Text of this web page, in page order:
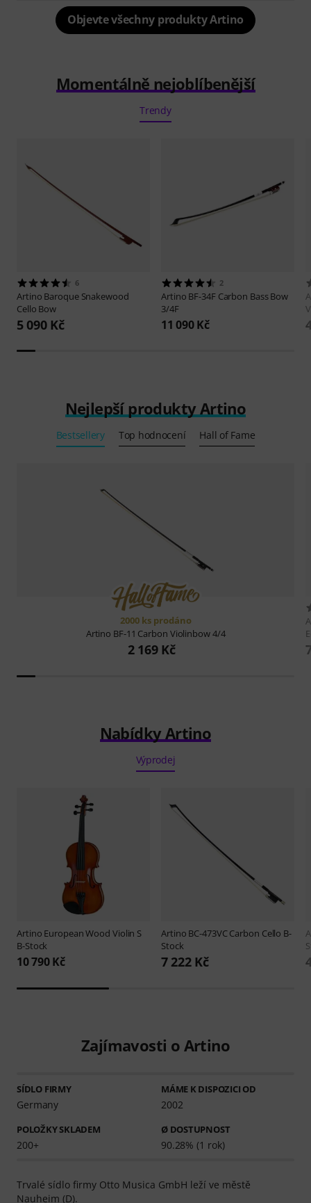
Objevte všechny produkty Artino
Momentálně nejoblíbenější
Trendy
6
Artino Baroque Snakewood
Cello Bow
5 090 Kč
2
Artino BF-34F Carbon Bass Bow
3/4F
11 090 Kč
Nejlepší produkty Artino
Bestsellery Top hodnocení Hall of Fame
2000 ks prodáno
Artino BF-11 Carbon Violinbow 4/4
2 169 Kč
Nabídky Artino
Výprodej
Artino European Wood Violin S
B-Stock
10 790 Kč
Artino BC-473VC Carbon Cello B-
Stock
7 222 Kč
Zajímavosti o Artino
SÍDLO FIRMY
Germany
MÁME K DISPOZICI OD
2002
POLOŽKY SKLADEM
200+
Ø DOSTUPNOST
90.28% (1 rok)
Trvalé sídlo firmy Otto Musica GmbH leží ve městě
Nauheim (D).